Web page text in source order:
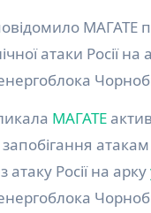
МАГАТЕ
атаки Росії на
МАГАТЕ
атаку Росії на арку